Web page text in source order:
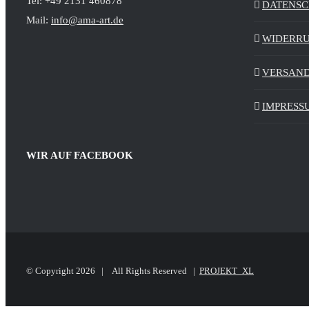
Mail: info@ama-art.de
WIR AUF FACEBOOK
© Copyright 2026 | All Rights Reserved | PROJEKT_XL